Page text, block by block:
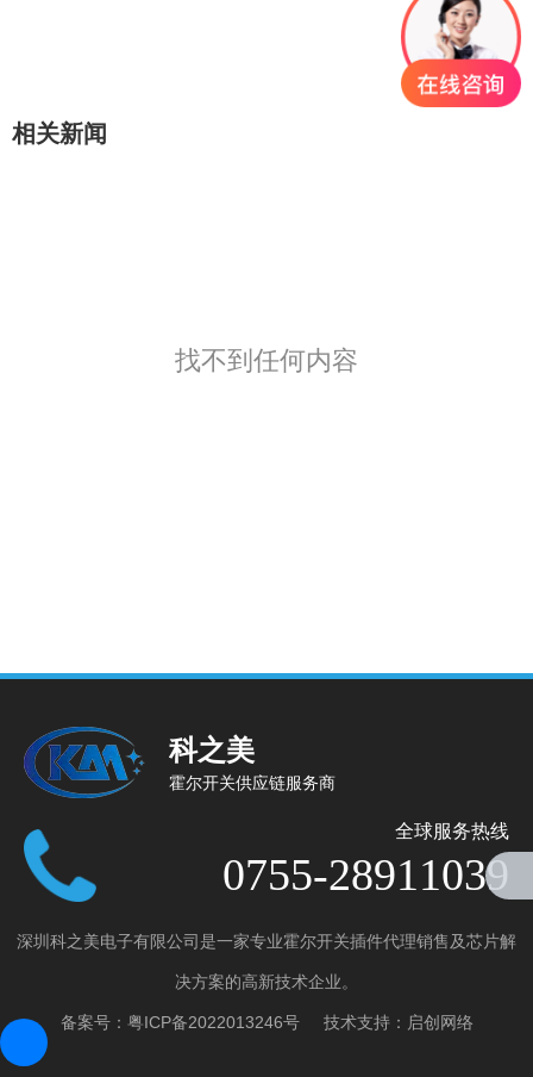
相关新闻
找不到任何内容
科之美
霍尔开关供应链服务商
全球服务热线
0755-28911039
全极高电压霍尔开关
深圳科之美电子有限公司是一家专业霍尔开关插件代理销售及芯片解
决方案的高新技术企业。
备案号： 粤ICP备2022013246号技术支持： 启创网络